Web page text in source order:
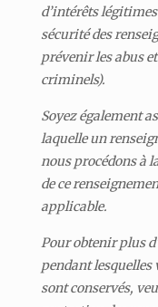
d’intérêts
sécurité des
prévenir les abus
criminels).
Soyez également
laquelle un
nous procédons à
de ce
applicable.
Pour obtenir plus
pendant lesquelles
sont conservés,